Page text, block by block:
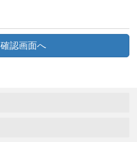
確認画面へ